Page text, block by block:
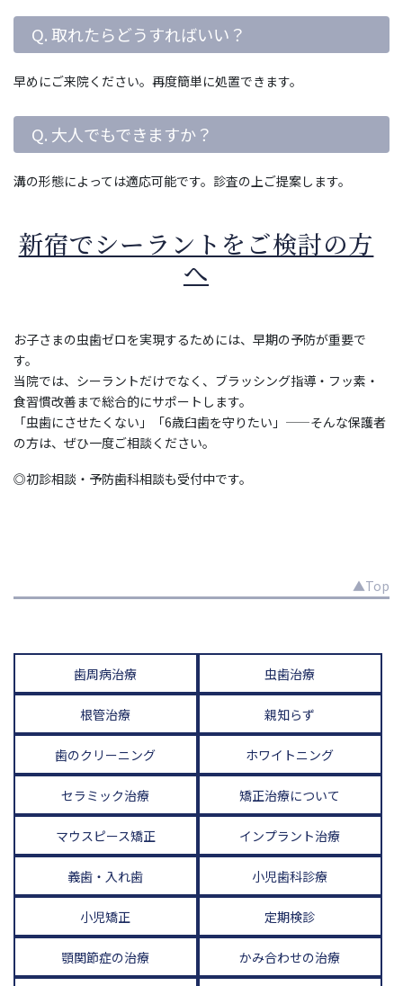
Q. 取れたらどうすればいい？
早めにご来院ください。再度簡単に処置できます。
Q. 大人でもできますか？
溝の形態によっては適応可能です。診査の上ご提案します。
新宿でシーラントをご検討の方
へ
お子さまの虫歯ゼロを実現するためには、早期の予防が重要で
す。
当院では、シーラントだけでなく、ブラッシング指導・フッ素・
食習慣改善まで総合的にサポートします。
「虫歯にさせたくない」「6歳臼歯を守りたい」——そんな保護者
の方は、ぜひ一度ご相談ください。
◎初診相談・予防歯科相談も受付中です。
▲Top
歯周病治療 虫歯治療
根管治療 親知らず
歯のクリーニング ホワイトニング
セラミック治療 矯正治療について
マウスピース矯正 インプラント治療
義歯・入れ歯 小児歯科診療
小児矯正 定期検診
顎関節症の治療 かみ合わせの治療